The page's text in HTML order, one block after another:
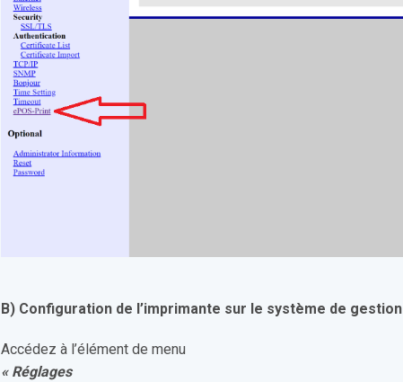
B) Configuration de l’imprimante sur le système de gestion
Accédez à l’élément de menu
« Réglages